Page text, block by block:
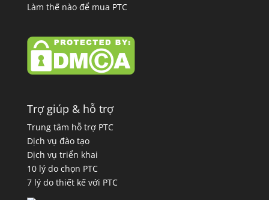
Làm thế nào để mua PTC
Trợ giúp & hỗ trợ
Trung tâm hỗ trợ PTC
Dịch vụ đào tạo
Dịch vụ triển khai
10 lý do chọn PTC
7 lý do thiết kế với PTC